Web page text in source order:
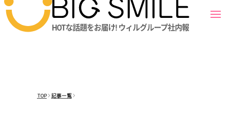
TOP 記事一覧